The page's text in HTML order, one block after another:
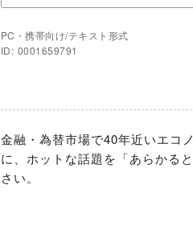
PC・携帯向け/テキスト形式
ID: 0001659791
金融・為替市場で40年近いエコ
に、ホットな話題を「あらかる
さい。